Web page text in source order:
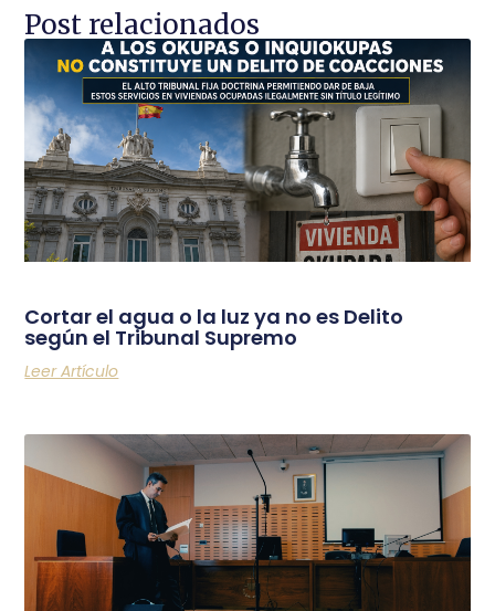
Post relacionados
Cortar el agua o la luz ya no es Delito
según el Tribunal Supremo
Leer Artículo